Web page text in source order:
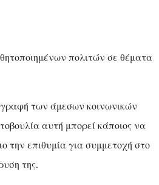
πολιτών σε θέματα
των άμεσων κοινωνικών
αυτή μπορεί κάποιος να
την επιθυμία για συμμετοχή στο
της.